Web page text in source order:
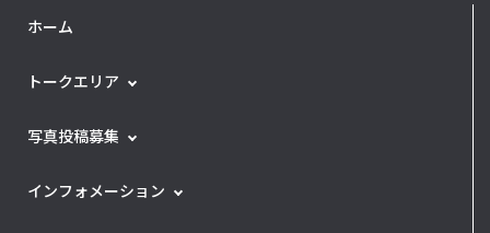
ホーム
トークエリア
写真投稿募集
インフォメーション